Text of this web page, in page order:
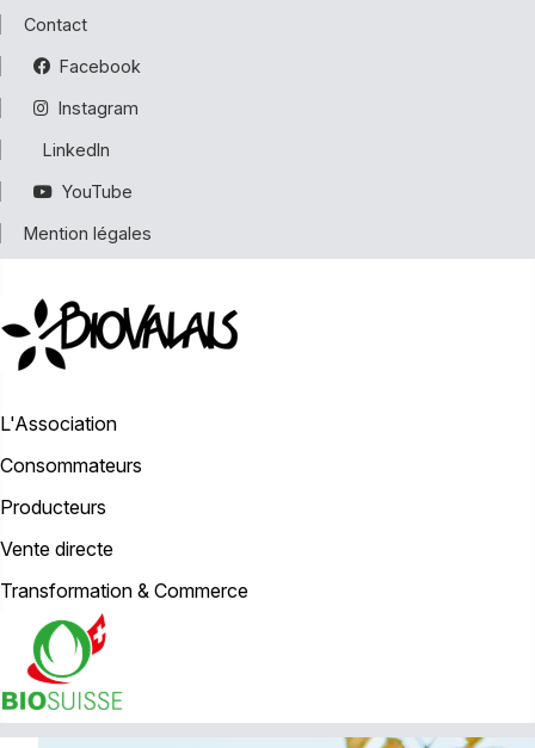
Contact
Facebook
Instagram
LinkedIn
YouTube
Mention légales
L'Association
Consommateurs
Producteurs
Vente directe
Transformation & Commerce